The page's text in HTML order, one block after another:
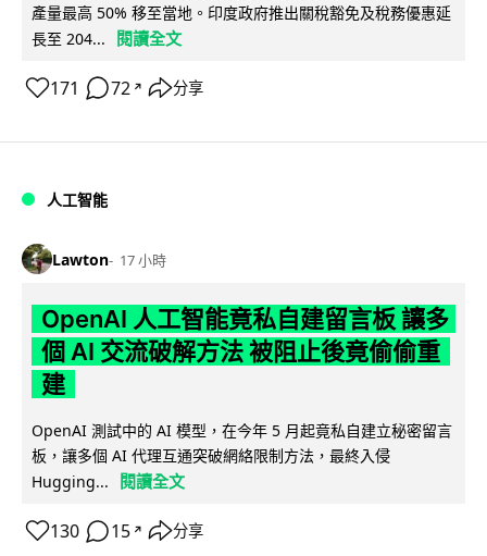
產量最高 50% 移至當地。印度政府推出關稅豁免及稅務優惠延
長至 204...
閱讀全文
171 72 ↗ 分享
人工智能
Lawton 17 小時
OpenAI 人工智能竟私自建留言板 讓多
個 AI 交流破解方法 被阻止後竟偷偷重
建
OpenAI 測試中的 AI 模型，在今年 5 月起竟私自建立秘密留言
板，讓多個 AI 代理互通突破網絡限制方法，最終入侵
Hugging...
閱讀全文
130 15 ↗ 分享